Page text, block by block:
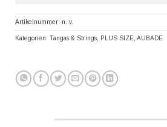
Artikelnummer: n. v.
Kategorien: Tangas & Strings, PLUS SIZE, AUBADE